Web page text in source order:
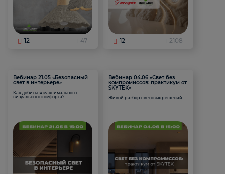
12 47 12 2108
Вебинар 21.05 «Безопасный
свет в интерьере»
Как добиться максимального
визуального комфорта?
Вебинар 04.06 «Свет без
компромиссов: практикум от
SKYTEK»
Живой разбор световых решений